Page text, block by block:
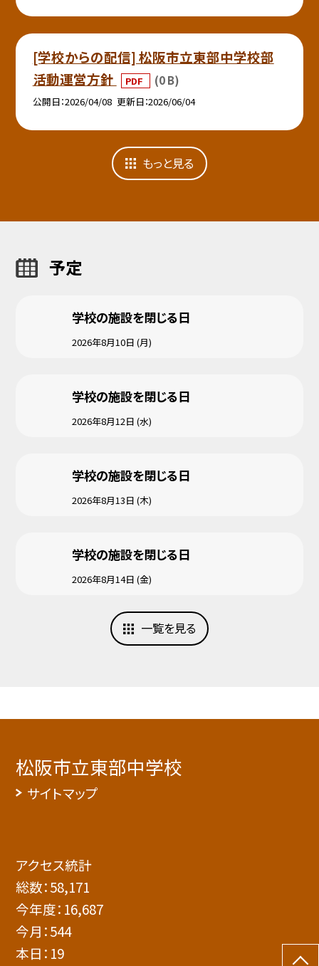
[学校からの配信] 松阪市立東部中学校部
活動運営方針
PDF (0 B)
公開日 2026/04/08 更新日 2026/06/04
もっと見る
予定
学校の施設を閉じる日
2026年8月10日 (月)
学校の施設を閉じる日
2026年8月12日 (水)
学校の施設を閉じる日
2026年8月13日 (木)
学校の施設を閉じる日
2026年8月14日 (金)
一覧を見る
松阪市立東部中学校
サイトマップ
アクセス統計
総数：58,171
今年度： 16,687
今月：544
本日： 19